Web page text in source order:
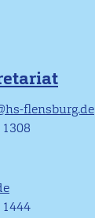
flensburg.de